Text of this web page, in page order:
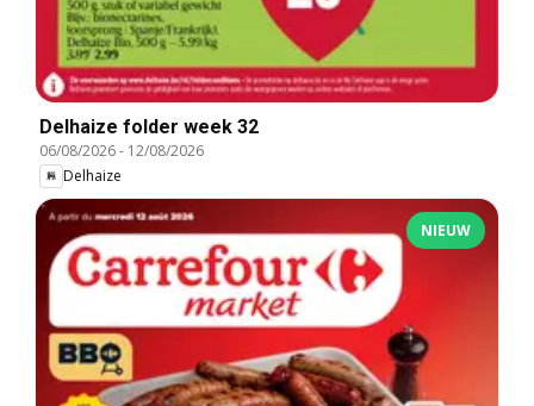
Delhaize folder week 32
06/08/2026- 12/08/2026
Delhaize
NIEUW